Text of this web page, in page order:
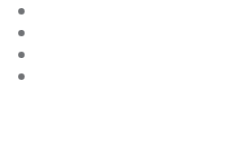
Zum
Inhalt
springen